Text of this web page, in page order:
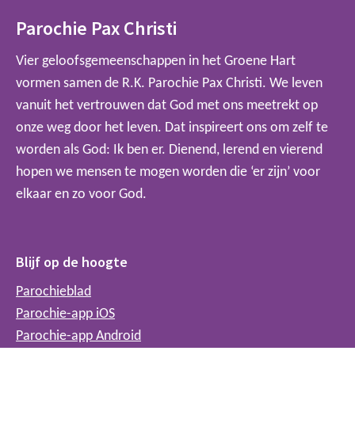
Parochie Pax Christi
Vier geloofsgemeenschappen in het Groene Hart
vormen samen de R.K. Parochie Pax Christi. We leven
vanuit het vertrouwen dat God met ons meetrekt op
onze weg door het leven. Dat inspireert ons om zelf te
worden als God: Ik ben er. Dienend, lerend en vierend
hopen we mensen te mogen worden die ‘er zijn’ voor
elkaar en zo voor God.
Blijf op de hoogte
Parochieblad
Parochie-app iOS
Parochie-app Android